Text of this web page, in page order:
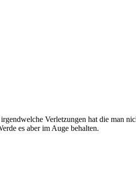
Verletzungen hat die man
es aber im Auge behalten.